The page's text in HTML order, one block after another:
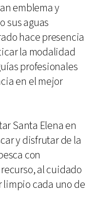
emblema y
sus aguas
hace presencia
la modalidad
profesionales
en el mejor
Santa Elena en
y disfrutar de la
con
al cuidado
cada uno de